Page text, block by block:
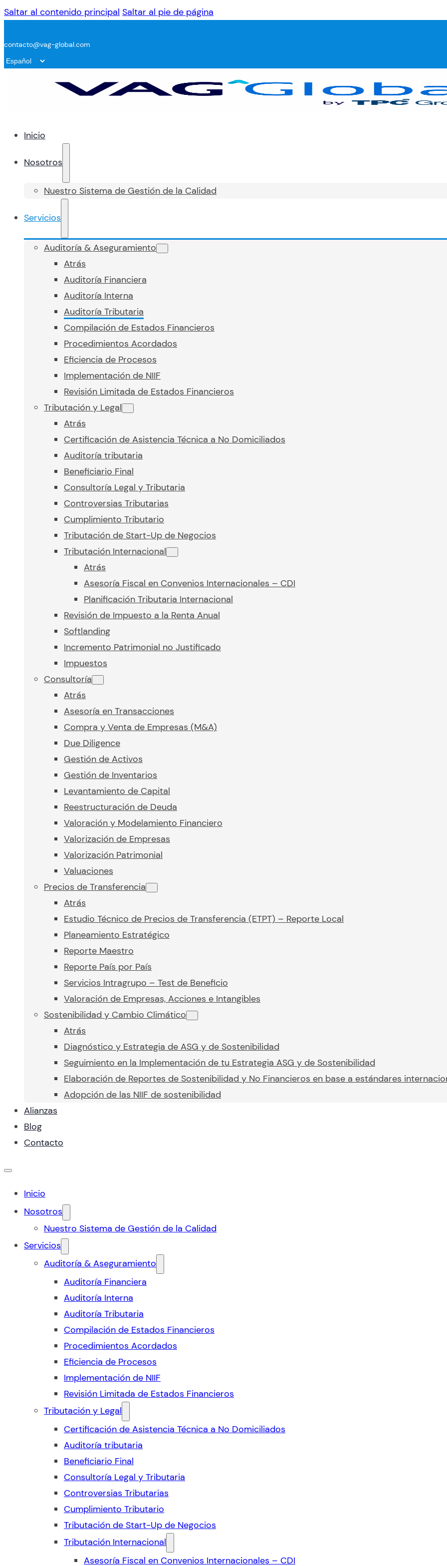
Saltar al contenido principal Saltar al pie de página
contacto@vag-global.com
Inicio
Nosotros
Nuestro Sistema de Gestión de la Calidad
Servicios
Auditoría & Aseguramiento
Atrás
Auditoría Financiera
Auditoría Interna
Auditoría Tributaria
Compilación de Estados Financieros
Procedimientos Acordados
Eficiencia de Procesos
Implementación de NIIF
Revisión Limitada de Estados Financieros
Tributación y Legal
Atrás
Certificación de Asistencia Técnica a No Domiciliados
Auditoría tributaria
Beneficiario Final
Consultoría Legal y Tributaria
Controversias Tributarias
Cumplimiento Tributario
Tributación de Start-Up de Negocios
Tributación Internacional
Atrás
Asesoría Fiscal en Convenios Internacionales – CDI
Planificación Tributaria Internacional
Revisión de Impuesto a la Renta Anual
Softlanding
Incremento Patrimonial no Justificado
Impuestos
Consultoría
Atrás
Asesoría en Transacciones
Compra y Venta de Empresas (M&A)
Due Diligence
Gestión de Activos
Gestión de Inventarios
Levantamiento de Capital
Reestructuración de Deuda
Valoración y Modelamiento Financiero
Valorización de Empresas
Valorización Patrimonial
Valuaciones
Precios de Transferencia
Atrás
Estudio Técnico de Precios de Transferencia (ETPT) – Reporte Local
Planeamiento Estratégico
Reporte Maestro
Reporte País por País
Servicios Intragrupo – Test de Beneficio
Valoración de Empresas, Acciones e Intangibles
Sostenibilidad y Cambio Climático
Atrás
Diagnóstico y Estrategia de ASG y de Sostenibilidad
Seguimiento en la Implementación de tu Estrategia ASG y de Sostenibilidad
Elaboración de Reportes de Sostenibilidad y No Financieros en base a estándares
Adopción de las NIIF de sostenibilidad
Alianzas
Blog
Contacto
Inicio
Nosotros
Nuestro Sistema de Gestión de la Calidad
Servicios
Auditoría & Aseguramiento
Auditoría Financiera
Auditoría Interna
Auditoría Tributaria
Compilación de Estados Financieros
Procedimientos Acordados
Eficiencia de Procesos
Implementación de NIIF
Revisión Limitada de Estados Financieros
Tributación y Legal
Certificación de Asistencia Técnica a No Domiciliados
Auditoría tributaria
Beneficiario Final
Consultoría Legal y Tributaria
Controversias Tributarias
Cumplimiento Tributario
Tributación de Start-Up de Negocios
Tributación Internacional
Asesoría Fiscal en Convenios Internacionales – CDI